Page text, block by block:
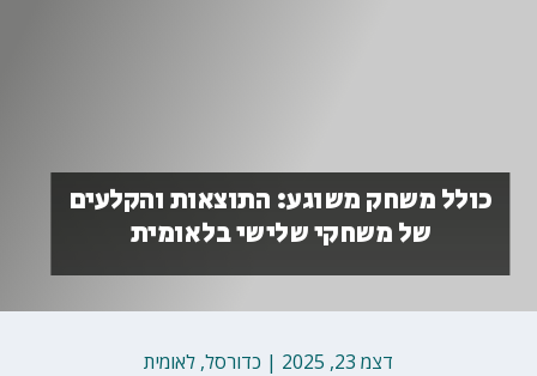
כולל משחק משוגע: התוצאות והקלעים
של משחקי שלישי בלאומית
דצמ 23, 2025 | כדורסל, לאומית